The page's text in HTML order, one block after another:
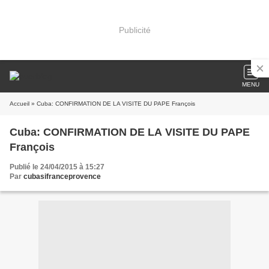
Publicité
MENU
Accueil » Cuba: CONFIRMATION DE LA VISITE DU PAPE François
Cuba: CONFIRMATION DE LA VISITE DU PAPE
François
Publié le 24/04/2015 à 15:27
Par cubasifranceprovence